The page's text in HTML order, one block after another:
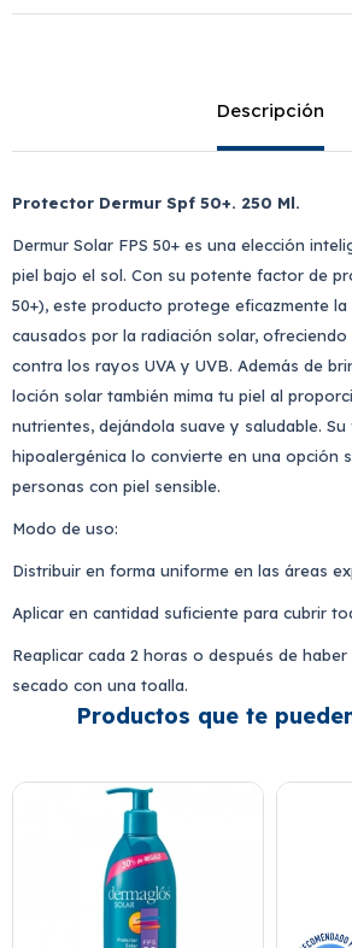
Descripción
Protector Dermur Spf 50+. 250 Ml.
Dermur Solar FPS 50+ es una elección
piel bajo el sol. Con su potente factor de
50+), este producto protege eficazmente la
causados por la radiación solar,
contra los rayos UVA y UVB. Además de
loción solar también mima tu piel al
nutrientes, dejándola suave y saludable. Su
hipoalergénica lo convierte en una opción
personas con piel sensible.
Modo de uso:
Distribuir en forma uniforme en las áreas
Aplicar en cantidad suficiente para cubrir
Reaplicar cada 2 horas o después de
secado con una toalla.
Productos que te